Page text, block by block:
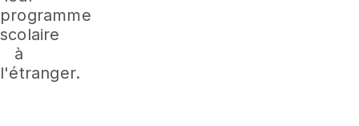
programme
scolaire
à
l'étranger.